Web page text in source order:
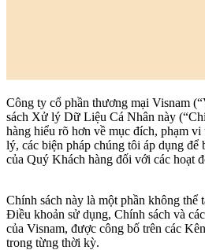
Công ty cổ phần thương mại Visnam
sách Xử lý Dữ Liệu Cá Nhân này
hàng hiểu rõ hơn về mục đích, phạm
lý, các biện pháp chúng tôi áp dụng để
của Quý Khách hàng đối với các hoạt
Chính sách này là một phần không thể
Điều khoản sử dụng, Chính sách và
của Visnam, được công bố trên các
trong từng thời kỳ.